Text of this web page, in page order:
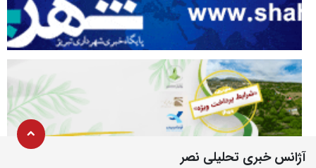
آژانس خبری تحلیلی نصر